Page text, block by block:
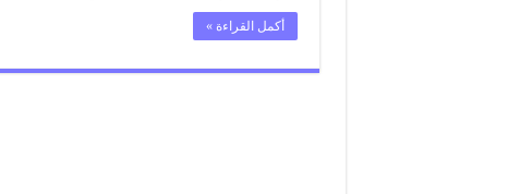
أكمل القراءة »